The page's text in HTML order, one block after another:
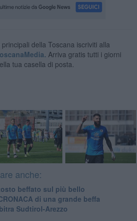
della Toscana iscriviti alla
Arriva gratis tutti i giorni
tua casella di posta.
anche:
beffato sul più bello
di una grande beffa
Sudtirol-Arezzo